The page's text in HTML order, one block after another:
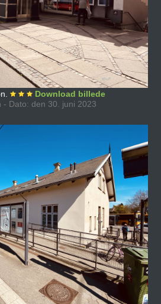
Download billede
Dato: den 30. juni 2023